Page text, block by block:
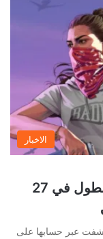
الاخبار
رسمياً: GTA 6 تحصل على عرض مطول في 27
كشفت عبر حسابها على